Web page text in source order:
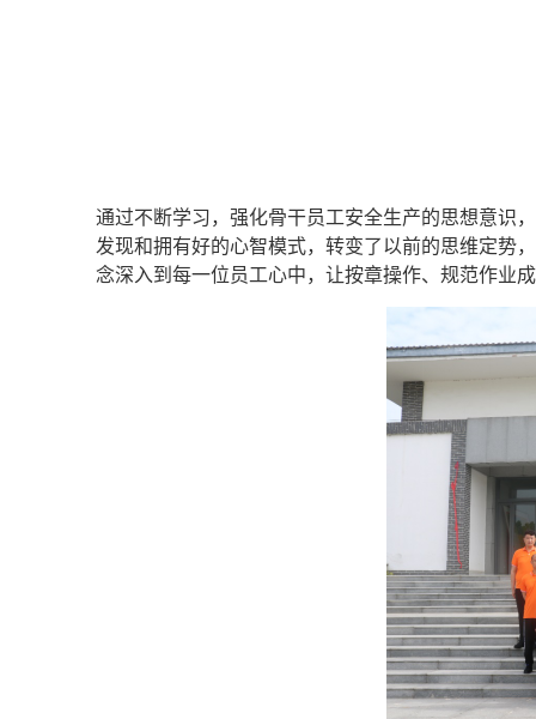
通过不断学习，强化骨干员工安全生产的思想意识
发现和拥有好的心智模式，转变了以前的思维定势
念深入到每一位员工心中，让按章操作、规范作业